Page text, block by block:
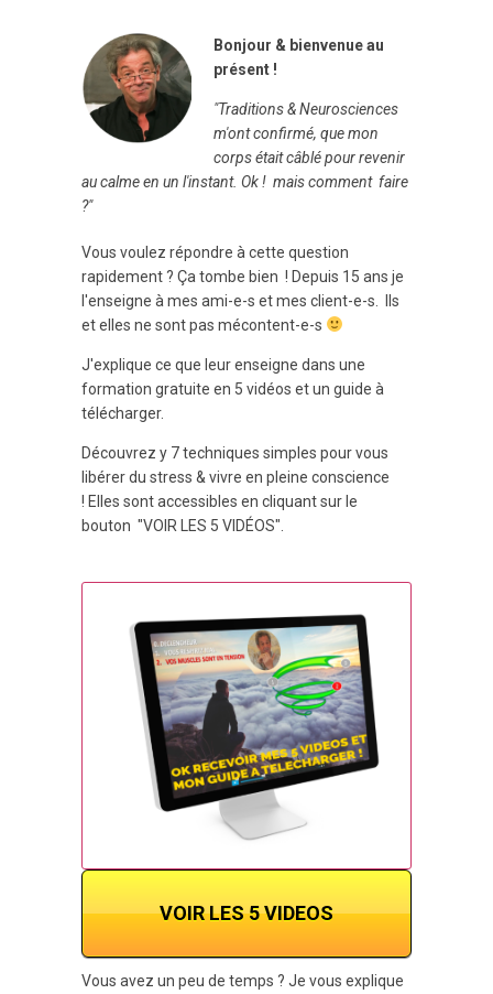
Bonjour & bienvenue au
présent !
"Traditions & Neurosciences
m'ont confirmé, que mon
corps était câblé pour revenir
au calme en un l'instant. Ok ! mais comment faire
?"
Vous voulez répondre à cette question
rapidement ? Ça tombe bien ! Depuis 15 ans je
l'enseigne à mes ami-e-s et mes client-e-s. Ils
et elles ne sont pas mécontent-e-s
J'explique ce que leur enseigne dans une
formation gratuite en 5 vidéos et un guide à
télécharger.
Découvrez y 7 techniques simples pour vous
libérer du stress & vivre en pleine conscience
! Elles sont accessibles en cliquant sur le
bouton "VOIR LES 5 VIDÉOS".
VOIR LES 5 VIDEOS
Vous avez un peu de temps ? Je vous explique